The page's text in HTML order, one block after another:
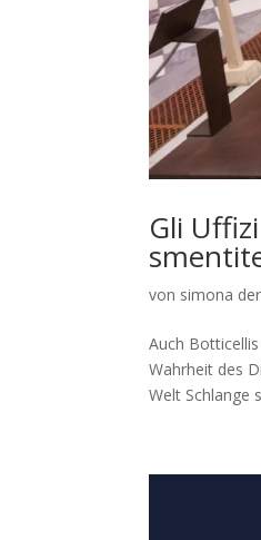
Gli
von simona
Auch
Wahrheit des
Welt Schlange